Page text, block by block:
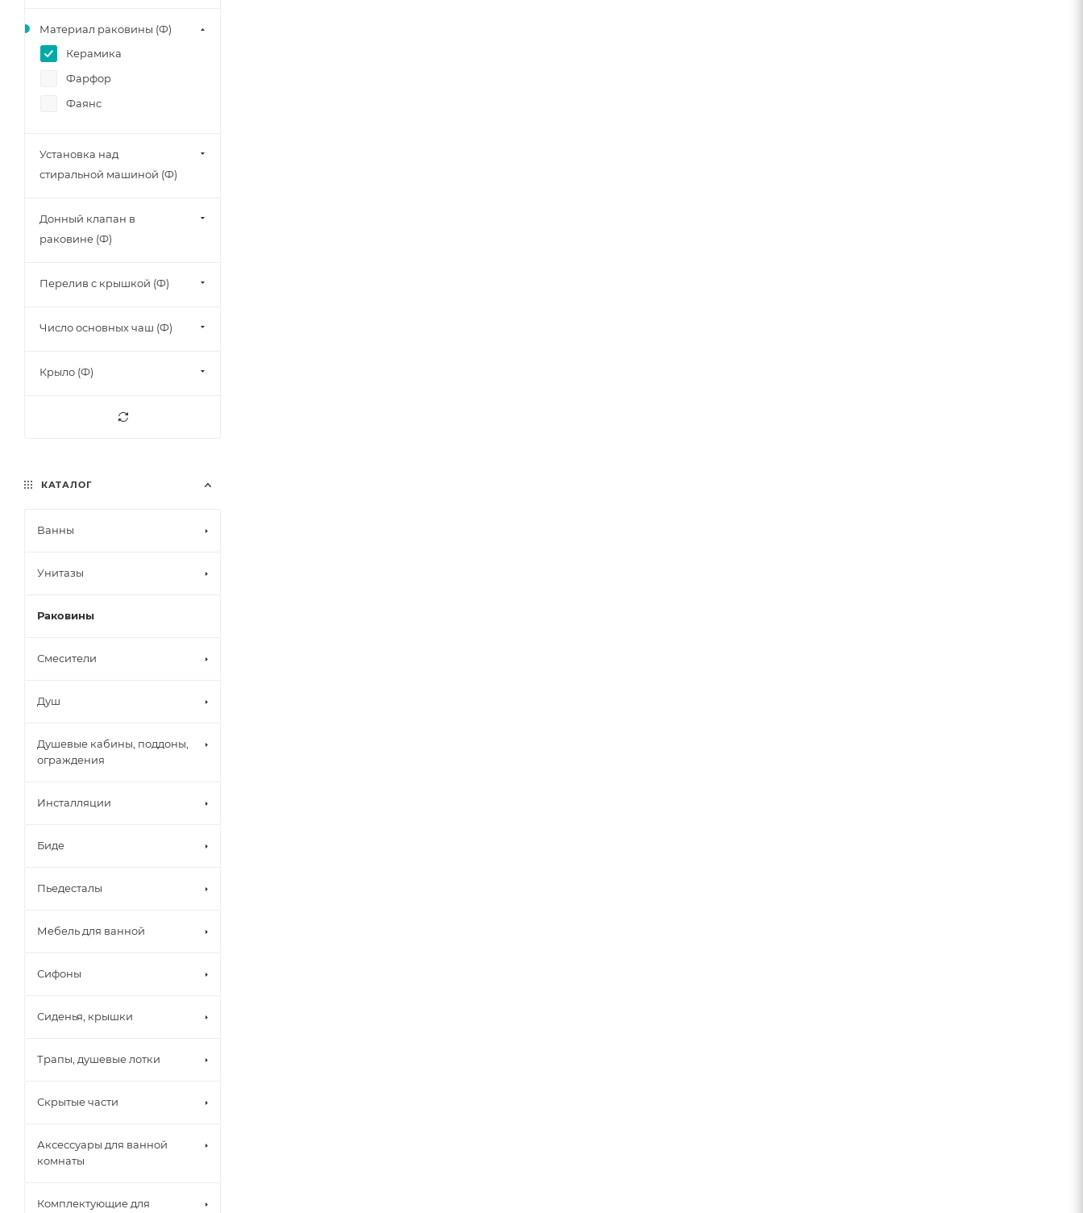
Материал раковины (Ф)
Керамика
Фарфор
Фаянс
Установка над
стиральной машиной (Ф)
Донный клапан в
раковине (Ф)
Перелив с крышкой (Ф)
Число основных чаш (Ф)
Крыло (Ф)
КАТАЛОГ
Ванны
Унитазы
Раковины
Смесители
Душ
Душевые кабины, поддоны,
ограждения
Инсталляции
Биде
Пьедесталы
Мебель для ванной
Сифоны
Сиденья, крышки
Трапы, душевые лотки
Скрытые части
Аксессуары для ванной
комнаты
Комплектующие для